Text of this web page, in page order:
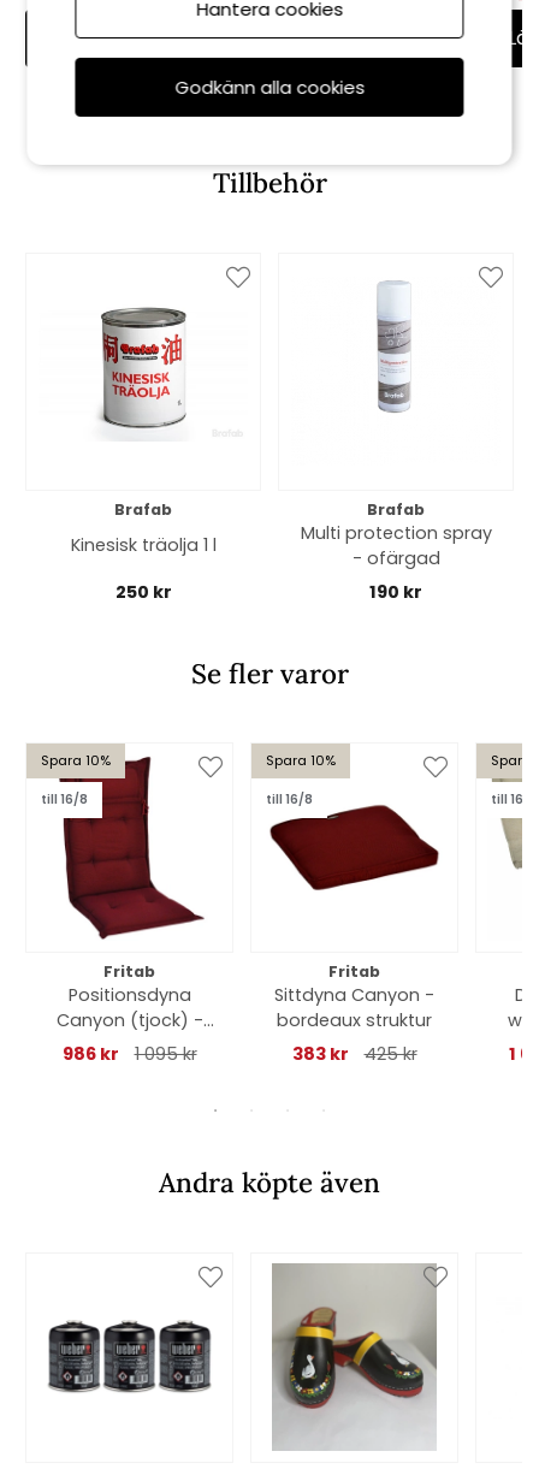
Lägg i varukorg Lägg i varukorg
Tillbehör
Brafab
Kinesisk träolja 1 l
250 kr
Brafab
Multi protection spray
- ofärgad
190 kr
Se fler varor
Spara 10%
till 16/8
Fritab
Positionsdyna
Canyon (tjock) -
bordeaux struktur
986 kr 1 095 kr
Spara 10%
till 16/8
Fritab
Sittdyna Canyon -
bordeaux struktur
383 kr
425 kr
Spara
till 16/8
1
Andra köpte även
Hantera cookies
Godkänn alla cookies